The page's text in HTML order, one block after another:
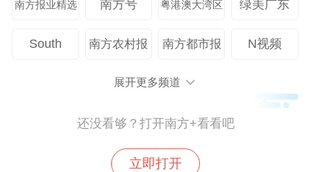
南方报业精选 南方号 粤港澳大湾区 绿美广东
South 南方农村报 南方都市报 N视频
展开更多频道
还没看够？打开南方+看看吧
立即打开